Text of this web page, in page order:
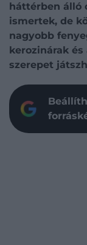
háttérben álló
ismertek, de
nagyobb
kerozinárak
szerepet